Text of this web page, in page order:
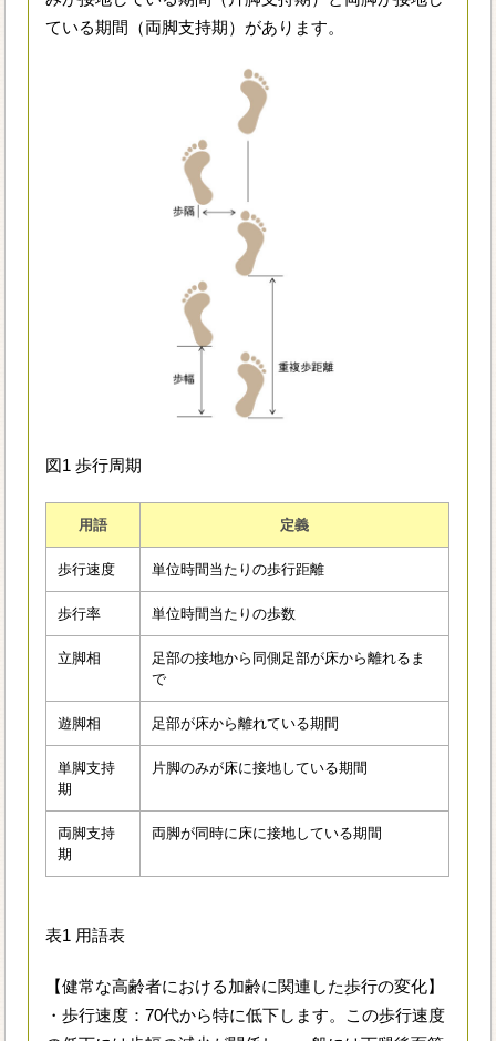
ている期間（両脚支持期）があります。
図1 歩行周期
用語 定義
歩行速度 単位時間当たりの歩行距離
歩行率 単位時間当たりの歩数
立脚相
足部の接地から同側足部が床から離れるま
で
遊脚相 足部が床から離れている期間
単脚支持
期
片脚のみが床に接地している期間
両脚支持
期
両脚が同時に床に接地している期間
表1 用語表
【健常な高齢者における加齢に関連した歩行の変化】
・歩行速度：70代から特に低下します。この歩行速度